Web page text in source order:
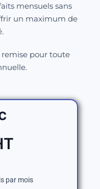
mensuels sans
un maximum de
remise pour toute
par mois